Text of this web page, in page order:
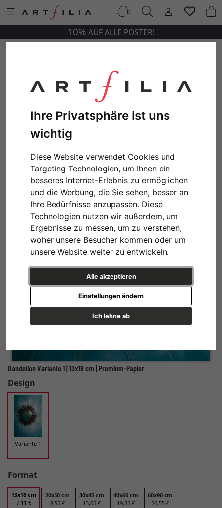
Ihre Privatsphäre ist uns
wichtig
Diese Website verwendet Cookies und
Targeting Technologien, um Ihnen ein
besseres Internet-Erlebnis zu ermöglichen
und die Werbung, die Sie sehen, besser an
Ihre Bedürfnisse anzupassen. Diese
Technologien nutzen wir außerdem, um
Ergebnisse zu messen, um zu verstehen,
woher unsere Besucher kommen oder um
unsere Website weiter zu entwickeln.
Alle akzeptieren
Ich lehne ab
Einstellungen ändern
10% AUFALLE POSTER!
Dandelion Variante 1 | 13x18 cm | Premium-Papier
Design
Variante 1
Format
13x18 cm
7,11 €
20x30 cm
8,55 €
30x45 cm
13,05 €
40x60 cm
19,35 €
60x90 cm
26,55 €